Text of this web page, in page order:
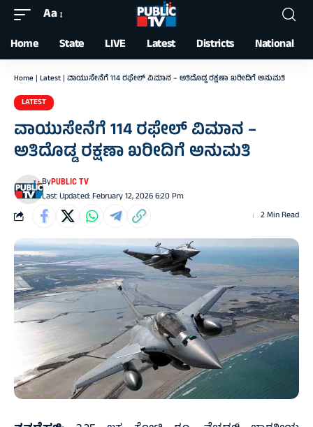
Font
Resizer
Aa
Home State LIVE Latest Districts National
Home | Latest | ವಾಯುಸೇನೆಗೆ 114 ರಫೇಲ್‌ ವಿಮಾನ – ಅತಿದೊಡ್ಡ ರಕ್ಷಣಾ ಖರೀದಿಗೆ ಅನುಮತಿ
LATEST
ವಾಯುಸೇನೆಗೆ 114 ರಫೇಲ್‌ ವಿಮಾನ –
ಅತಿದೊಡ್ಡ ರಕ್ಷಣಾ ಖರೀದಿಗೆ ಅನುಮತಿ
Last Updated: February 12, 2026 6:20 Pm
ByPUBLIC TV
2 Min Read